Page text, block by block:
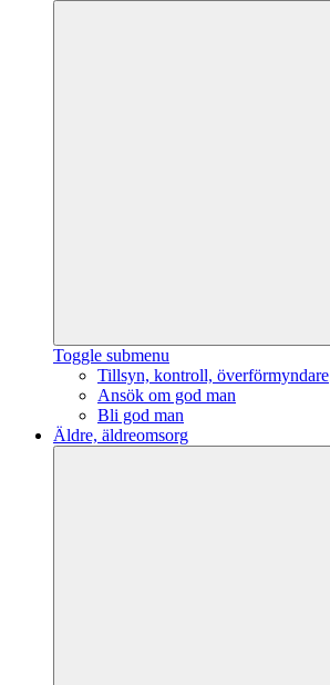
Toggle submenu
Tillsyn, kontroll, överförmyndare
Ansök om god man
Bli god man
Äldre, äldreomsorg